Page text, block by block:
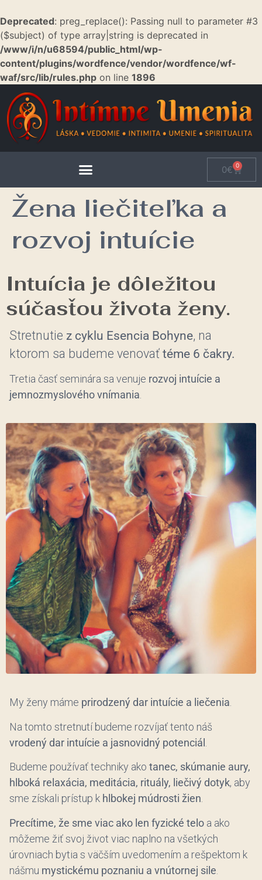
Deprecated: preg_replace(): Passing null to parameter #3
($subject) of type array|string is deprecated in
/www/i/n/u68594/public_html/wp-
content/plugins/wordfence/vendor/wordfence/wf-
waf/src/lib/rules.php on line 1896
0€ 0
Žena liečiteľka a
rozvoj intuície
Intuícia je dôležitou
súčasťou života ženy.
Stretnutie z cyklu Esencia Bohyne, na
ktorom sa budeme venovať téme 6 čakry.
Tretia časť seminára sa venuje rozvoj intuície a
jemnozmyslového vnímania.
My ženy máme prirodzený dar intuície a liečenia.
Na tomto stretnutí budeme rozvíjať tento náš
vrodený dar intuície a jasnovidný potenciál
Budeme používať techniky ako tanec, skúmanie aury,
hlboká relaxácia, meditácia, rituály, liečivý dotyk, aby
sme získali prístup k hlbokej múdrosti žien.
Precítime, že sme viac ako len fyzické telo a ako
môžeme žiť svoj život viac naplno na všetkých
úrovniach bytia s väčším uvedomením a rešpektom k
nášmu mystickému poznaniu a vnútornej sile